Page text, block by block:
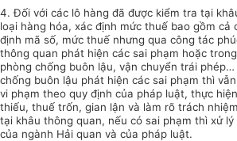
4. Đối với các lô hàng đã được kiểm tra tại
loại hàng hóa, xác định mức thuế bao gồm cả
định mã số, mức thuế nhưng qua công tác
thông quan phát hiện các sai phạm hoặc
phòng chống buôn lậu, vận chuyển trái
chống buôn lậu phát hiện các sai phạm thì
vi phạm theo quy định của pháp luật, thực
thiếu, thuế trốn, gian lận và làm rõ trách
tại khâu thông quan, nếu có sai phạm thì xử
của ngành Hải quan và của pháp luật.